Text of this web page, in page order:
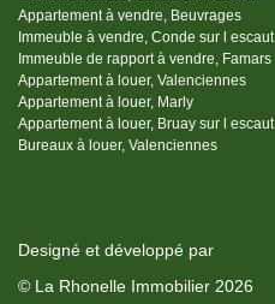
Appartement à vendre, Beuvrages
Immeuble à vendre, Conde sur l escaut
Immeuble de rapport à vendre, Famars
Appartement à louer, Valenciennes
Appartement à louer, Marly
Appartement à louer, Bruay sur l escaut
Bureaux à louer, Valenciennes
Designé et développé par
© La Rhonelle Immobilier 2026